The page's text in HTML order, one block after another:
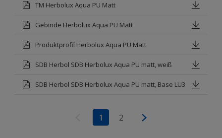
TM Herbolux Aqua PU Matt
Gebinde Herbolux Aqua PU Matt
Produktprofil Herbolux Aqua PU Matt
SDB Herbol SDB Herbolux Aqua PU matt, weiß
SDB Herbol SDB Herbolux Aqua PU matt, Base LU3
1 2